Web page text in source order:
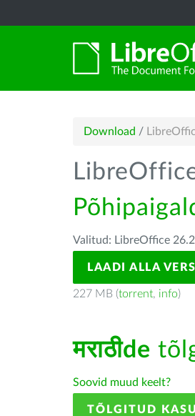
Download /
Valitud: LibreOffice
LAADI ALLA
227 MB (torrent, info)
मराठीde
Soovid muud keelt?
TÕLGITUD